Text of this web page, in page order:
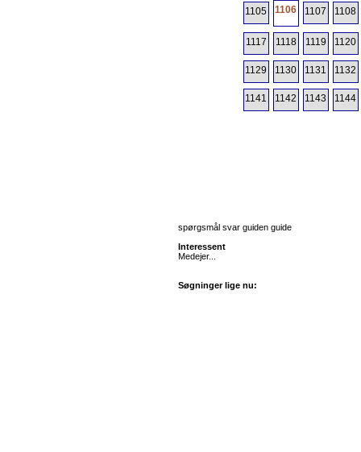
1105 1106 1107 1108
1117 1118 1119 1120
1129 1130 1131 1132
1141 1142 1143 1144
spørgsmål svar guiden guide
Interessent
Medejer...
Søgninger lige nu: